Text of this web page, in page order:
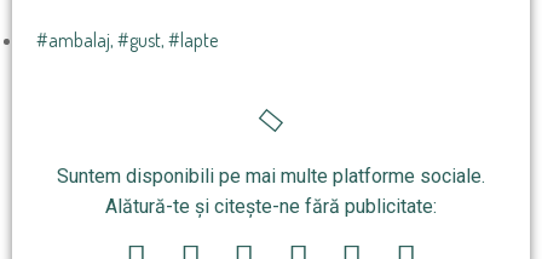
#ambalaj, #gust, #lapte
Suntem disponibili pe mai multe platforme sociale.
Alătură-te și citește-ne fără publicitate: